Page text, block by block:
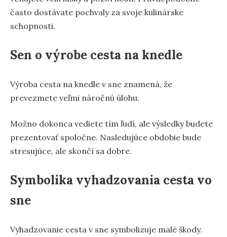
často dostávate pochvaly za svoje kulinárske
schopnosti.
Sen o výrobe cesta na knedle
Výroba cesta na knedle v sne znamená, že
prevezmete veľmi náročnú úlohu.
Možno dokonca vediete tím ľudí, ale výsledky budete
prezentovať spoločne. Nasledujúce obdobie bude
stresujúce, ale skončí sa dobre.
Symbolika vyhadzovania cesta vo
sne
Vyhadzovanie cesta v sne symbolizuje malé škody.